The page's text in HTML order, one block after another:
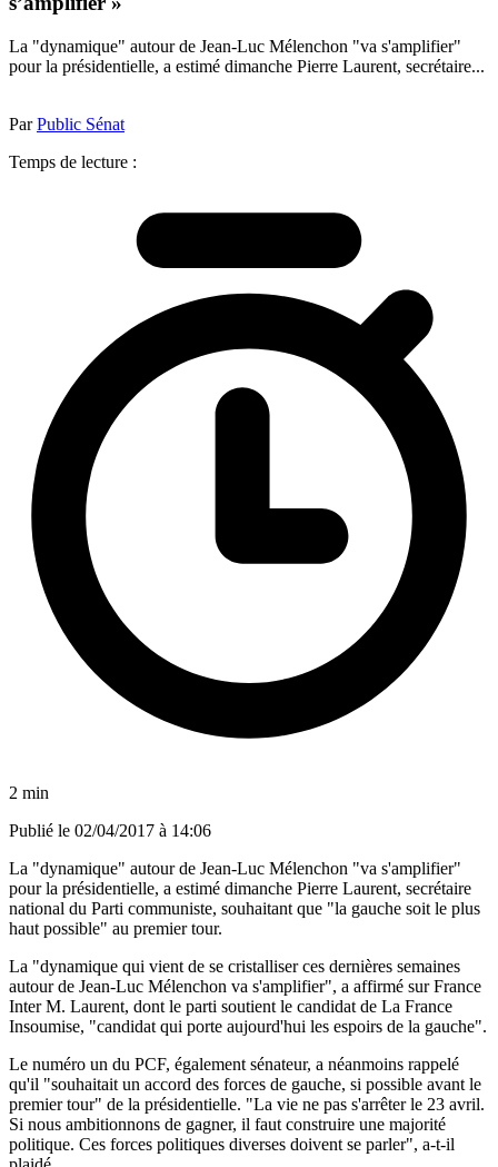
La "dynamique" autour de Jean-Luc Mélenchon "va s'amplifier"
pour la présidentielle, a estimé dimanche Pierre Laurent, secrétaire...
ParPublic Sénat
Temps de lecture :
2 min
Publié le 02/04/2017 à 14:06
La "dynamique" autour de Jean-Luc Mélenchon "va s'amplifier"
pour la présidentielle, a estimé dimanche Pierre Laurent, secrétaire
national du Parti communiste, souhaitant que "la gauche soit le plus
haut possible" au premier tour.
La "dynamique qui vient de se cristalliser ces dernières semaines
autour de Jean-Luc Mélenchon va s'amplifier", a affirmé sur France
Inter M. Laurent, dont le parti soutient le candidat de La France
Insoumise, "candidat qui porte aujourd'hui les espoirs de la gauche".
Le numéro un du PCF, également sénateur, a néanmoins rappelé
qu'il "souhaitait un accord des forces de gauche, si possible avant le
premier tour" de la présidentielle. "La vie ne pas s'arrêter le 23 avril.
Si nous ambitionnons de gagner, il faut construire une majorité
politique. Ces forces politiques diverses doivent se parler", a-t-il